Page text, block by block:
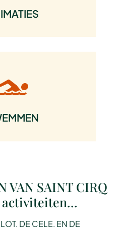
VAN SAINT CIRQ
activiteiten…
DE CELE, EN DE